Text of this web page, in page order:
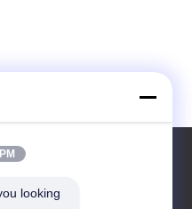
om een Citaat
looking